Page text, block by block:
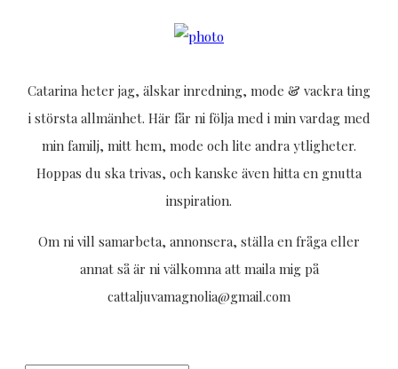
Catarina heter jag, älskar inredning, mode & vackra ting
i största allmänhet. Här får ni följa med i min vardag med
min familj, mitt hem, mode och lite andra ytligheter.
Hoppas du ska trivas, och kanske även hitta en gnutta
inspiration.
Om ni vill samarbeta, annonsera, ställa en fråga eller
annat så är ni välkomna att maila mig på
cattaljuvamagnolia@gmail.com